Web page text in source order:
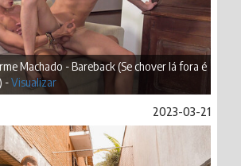
Machado - Bareback (Se chover lá fora é
-Visualizar
2023-03-21